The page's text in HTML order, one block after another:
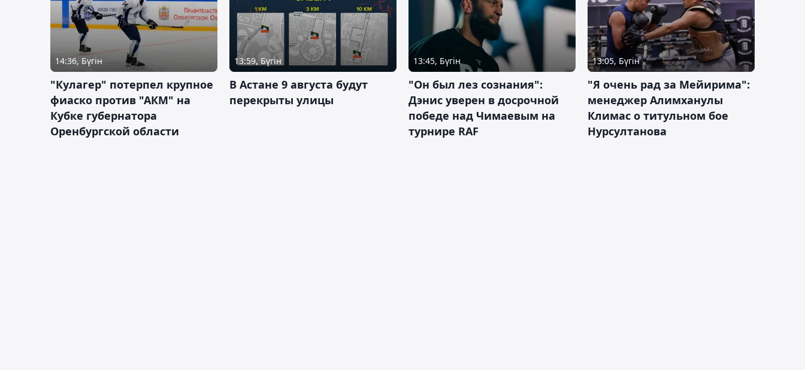
14:36, Бүгін
"Кулагер" потерпел крупное
фиаско против "АКМ" на
Кубке губернатора
Оренбургской области
13:59, Бүгін
В Астане 9 августа будут
перекрыты улицы
13:45, Бүгін
"Он был лез сознания":
Дэнис уверен в досрочной
победе над Чимаевым на
турнире RAF
13:05, Бүгін
"Я очень рад за Мейирима":
менеджер Алимханулы
Климас о титульном бое
Нурсултанова